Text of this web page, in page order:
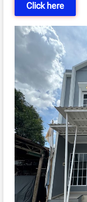
Click here